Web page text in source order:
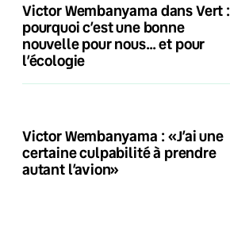
Victor Wembanyama dans Vert :
pourquoi c’est une bonne
nouvelle pour nous… et pour
l’écologie
Victor Wembanyama : «J’ai une
certaine culpabilité à prendre
autant l’avion»